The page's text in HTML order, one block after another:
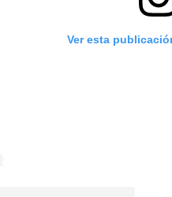
Ver esta